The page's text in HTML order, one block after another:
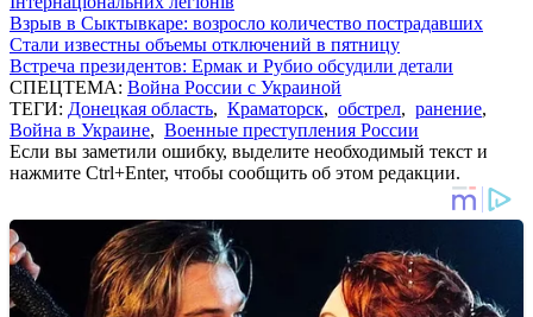
Взрыв в Сыктывкаре: возросло количество пострадавших
Стали известны объемы отключений в пятницу
Встреча президентов: Ермак и Рубио обсудили детали
СПЕЦТЕМА: Война России с Украиной
ТЕГИ: Донецкая область, Краматорск, обстрел, ранение,
Война в Украине, Военные преступления России
Если вы заметили ошибку, выделите необходимый текст и
нажмите Ctrl+Enter, чтобы сообщить об этом редакции.